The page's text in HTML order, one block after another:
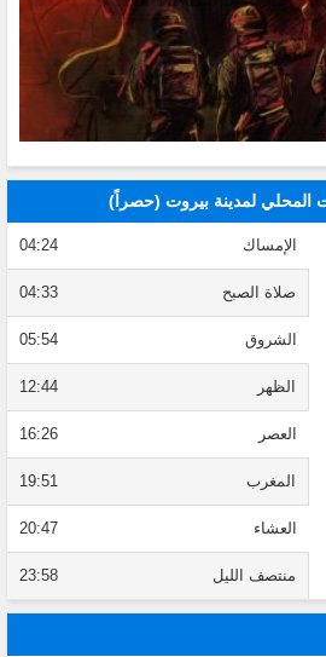
المحلي لمدينة بيروت (حصراً)
الإمساك 04:24
صلاة الصبح 04:33
الشروق 05:54
الظهر 12:44
العصر 16:26
المغرب 19:51
العشاء 20:47
منتصف الليل 23:58